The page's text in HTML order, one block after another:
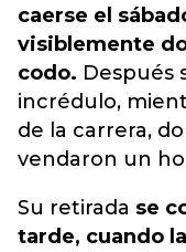
caerse el
visiblemente
codo. Después
incrédulo,
de la carrera,
vendaron un
Su retirada se
tarde, cuando